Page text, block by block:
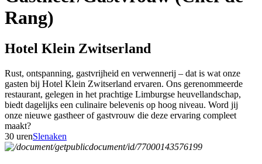
Rang)
Hotel Klein Zwitserland
Rust, ontspanning, gastvrijheid en verwennerij – dat is wat onze
gasten bij Hotel Klein Zwitserland ervaren. Ons gerenommeerde
restaurant, gelegen in het prachtige Limburgse heuvellandschap,
biedt dagelijks een culinaire belevenis op hoog niveau. Word jij
onze nieuwe gastheer of gastvrouw die deze ervaring compleet
maakt?
30 urenSlenaken